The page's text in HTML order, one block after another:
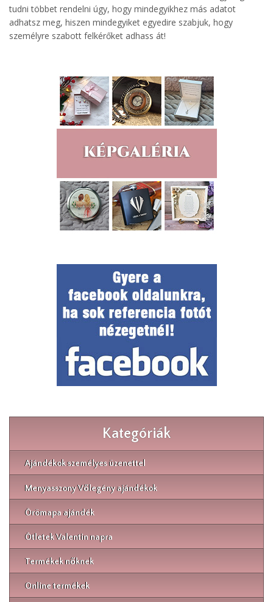
tudni többet rendelni úgy, hogy mindegyikhez más adatot
adhatsz meg, hiszen mindegyiket egyedire szabjuk, hogy
személyre szabott felkérőket adhass át!
Kategóriák
Ajándékok személyes üzenettel
Menyasszony Vőlegény ajándékok
Örömapa ajándék
Ötletek Valentin napra
Termékek nőknek
Online termékek